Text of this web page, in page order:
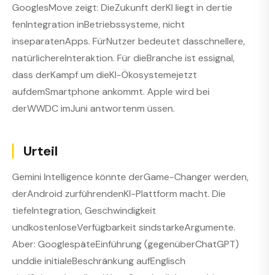
GooglesMove zeigt: DieZukunft derKI liegt in dertie
fenIntegration inBetriebssysteme, nicht
inseparatenApps. FürNutzer bedeutet dasschnellere,
natürlichereInteraktion. Für dieBranche ist essignal,
dass derKampf um dieKI-Ökosystemejetzt
aufdemSmartphone ankommt. Apple wird bei
derWWDC imJuni antwortenm üssen.
Urteil
Gemini Intelligence könnte derGame-Changer werden,
derAndroid zurführendenKI-Plattform macht. Die
tiefeIntegration, Geschwindigkeit
undkostenloseVerfügbarkeit sindstarkeArgumente.
Aber: GooglespäteEinführung (gegenüberChatGPT)
unddie initialeBeschränkung aufEnglisch